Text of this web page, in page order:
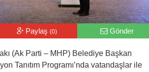
Paylaş(0) Gönder
(Ak Parti – MHP) Belediye Başkan
Tanıtım Programı’nda vatandaşlar ile